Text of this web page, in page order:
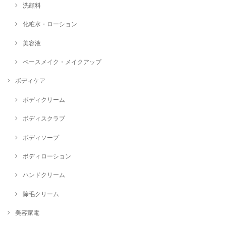
洗顔料
化粧水・ローション
美容液
ベースメイク・メイクアップ
ボディケア
ボディクリーム
ボディスクラブ
ボディソープ
ボディローション
ハンドクリーム
除毛クリーム
美容家電